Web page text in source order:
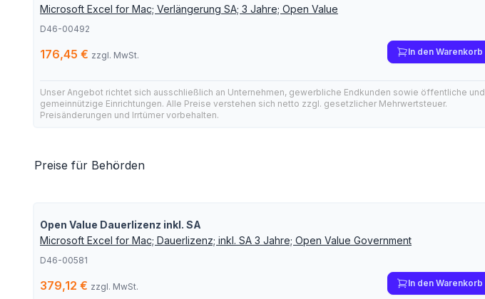
Microsoft Excel for Mac; Verlängerung SA; 3 Jahre; Open Value
D46-00492
176,45 € zzgl. MwSt. In den Warenkorb
Unser Angebot richtet sich ausschließlich an Unternehmen, gewerbliche Endkunden sowie öffentliche und
gemeinnützige Einrichtungen. Alle Preise verstehen sich netto zzgl. gesetzlicher Mehrwertsteuer.
Preisänderungen und Irrtümer vorbehalten.
Preise für Behörden
Open Value Dauerlizenz inkl. SA
Microsoft Excel for Mac; Dauerlizenz; inkl. SA 3 Jahre; Open Value Government
D46-00581
379,12 € zzgl. MwSt. In den Warenkorb